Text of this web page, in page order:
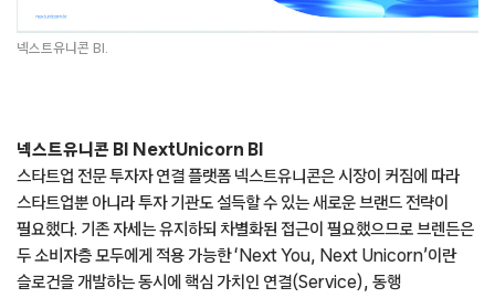
넥스트유니콘 BI.
넥스트유니콘 BI NextUnicorn BI
스타트업 전문 투자자 연결 플랫폼 넥스트유니콘은 시장이 커짐에 따라
스타트업뿐 아니라 투자 기관도 설득할 수 있는 새로운 브랜드 전략이
필요했다. 기존 자세는 유지하되 차별화된 접근이 필요했으므로 브렌든은
두 소비자층 모두에게 적용 가능한 ‘Next You, Next Unicorn’이란
슬로건을 개발하는 동시에 핵심 가치인 연결(Service), 동행